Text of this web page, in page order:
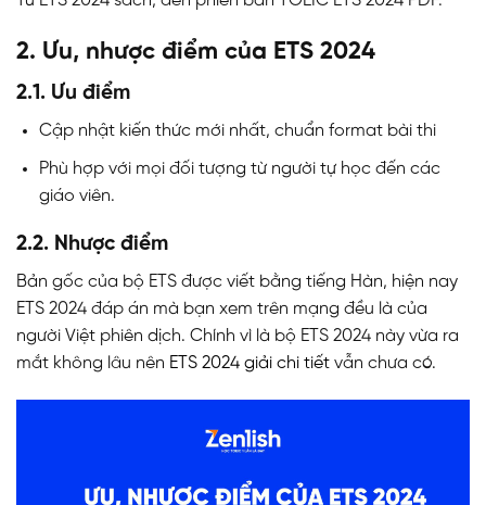
2. Ưu, nhược điểm của ETS 2024
2.1. Ưu điểm
Cập nhật kiến thức mới nhất, chuẩn format bài thi
Phù hợp với mọi đối tượng từ người tự học đến các
giáo viên.
2.2. Nhược điểm
Bản gốc của bộ ETS được viết bằng tiếng Hàn, hiện nay
ETS 2024 đáp án mà bạn xem trên mạng đều là của
người Việt phiên dịch. Chính vì là bộ ETS 2024 này vừa ra
mắt không lâu nên ETS 2024 giải chi tiết vẫn chưa có.